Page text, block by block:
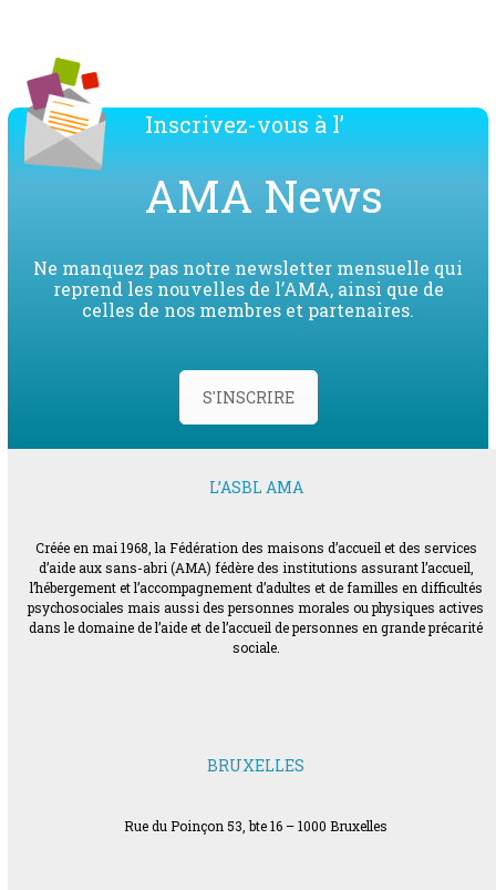
Inscrivez-vous à l’
AMA News
Ne manquez pas notre newsletter mensuelle qui
reprend les nouvelles de l’AMA, ainsi que de
celles de nos membres et partenaires.
S'INSCRIRE
L’ASBL AMA
Créée en mai 1968, la Fédération des maisons d’accueil et des services
d’aide aux sans-abri (AMA) fédère des institutions assurant l’accueil,
l’hébergement et l’accompagnement d’adultes et de familles en difficultés
psychosociales mais aussi des personnes morales ou physiques actives
dans le domaine de l’aide et de l’accueil de personnes en grande précarité
sociale.
BRUXELLES
Rue du Poinçon 53, bte 16 – 1000 Bruxelles